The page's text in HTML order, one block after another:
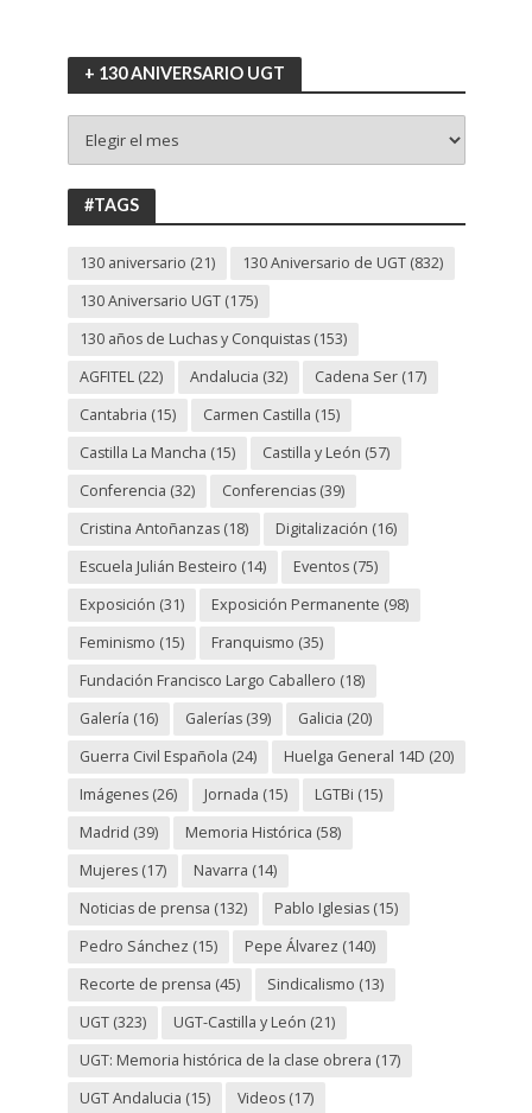
+ 130 ANIVERSARIO UGT
130
ANIVERSARIO
UGT
#TAGS
130 aniversario (21) 130 Aniversario de UGT(832)
130 Aniversario UGT(175)
130 años de Luchas y Conquistas(153)
AGFITEL(22) Andalucia (32) Cadena Ser(17)
Cantabria (15) Carmen Castilla (15)
Castilla La Mancha (15) Castilla y León (57)
Conferencia (32) Conferencias(39)
Cristina Antoñanzas(18) Digitalización (16)
Escuela Julián Besteiro (14) Eventos(75)
Exposición (31) Exposición Permanente (98)
Feminismo (15) Franquismo (35)
Fundación Francisco Largo Caballero (18)
Galería (16) Galerías(39) Galicia (20)
Guerra Civil Española (24) Huelga General 14D (20)
Imágenes(26) Jornada (15) LGTBi (15)
Madrid (39) Memoria Histórica (58)
Mujeres(17) Navarra (14)
Noticias de prensa (132) Pablo Iglesias(15)
Pedro Sánchez (15) Pepe Álvarez (140)
Recorte de prensa (45) Sindicalismo (13)
UGT(323) UGT-Castilla y León (21)
UGT: Memoria histórica de la clase obrera (17)
UGT Andalucia (15) Videos(17)